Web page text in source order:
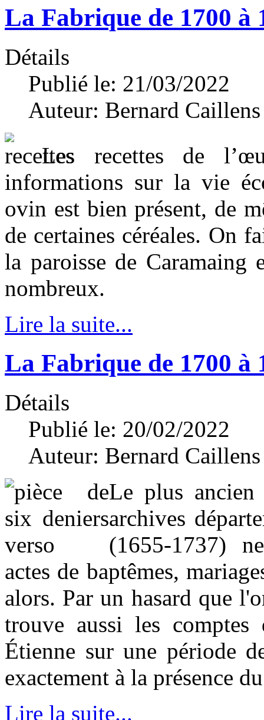
La Fabrique de 1700 à
Détails
Publié le: 21/03/2022
Auteur: Bernard Caillens
Les recettes de
informations sur la vie
ovin est bien présent, de
de certaines céréales. On
la paroisse de
nombreux.
Lire la suite...
La Fabrique de 1700 à
Détails
Publié le: 20/02/2022
Auteur: Bernard Caillens
Le plus ancien
archives
(1655-1737)
actes de baptêmes,
alors. Par un hasard que
trouve aussi les
Étienne sur une période
exactement à la présence
Lire la suite...